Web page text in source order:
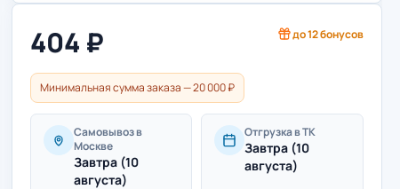
404 ₽ до12бонусов
Минимальная сумма заказа — 20 000 ₽
Самовывоз в
Москве
Завтра (10
августа)
Отгрузка в ТК
Завтра (10
августа)